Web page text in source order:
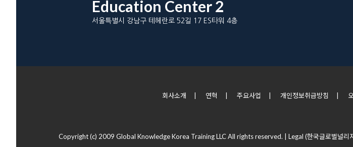
Education Center 2
서울특별시 강남구 테헤란로 52길 17 ES타워 4층
회사소개 연혁 주요사업 개인정보취급방침
Copyright (c) 2009 Global Knowledge Korea Training LLC All rights reserved. | Legal (한국글로벌널